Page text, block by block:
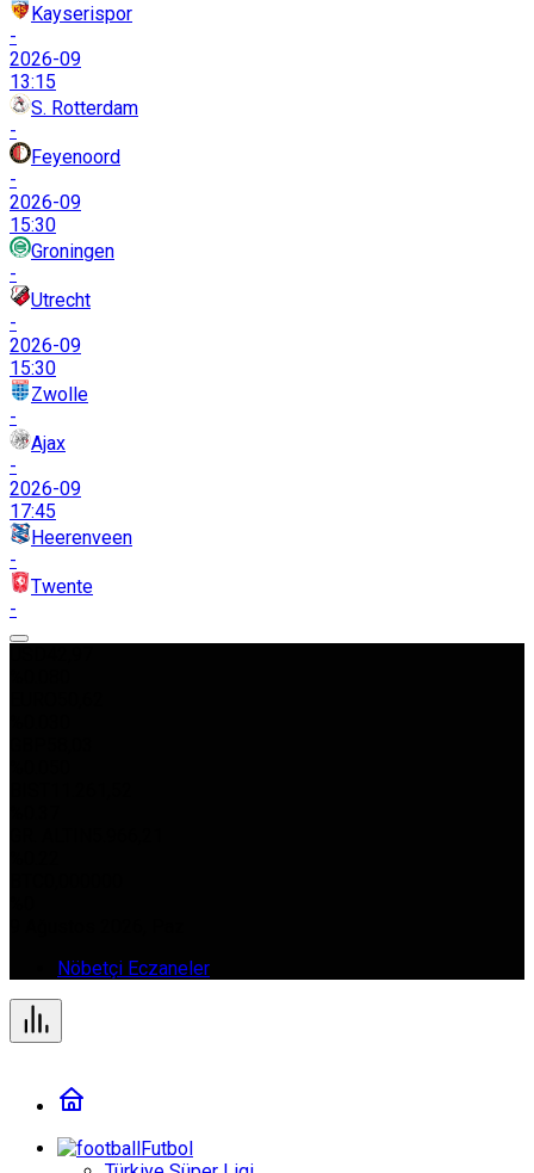
Kayserispor
-
2026-09
13:15
S. Rotterdam
-
Feyenoord
-
2026-09
15:30
Groningen
-
Utrecht
-
2026-09
15:30
Zwolle
-
Ajax
-
2026-09
17:45
Heerenveen
-
Twente
-
Nöbetçi Eczaneler
Futbol